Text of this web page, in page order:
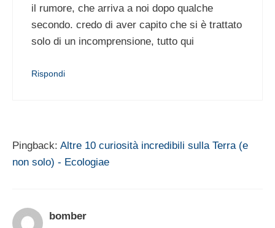
il rumore, che arriva a noi dopo qualche
secondo. credo di aver capito che si è trattato
solo di un incomprensione, tutto qui
Rispondi
Pingback: Altre 10 curiosità incredibili sulla Terra (e
non solo) - Ecologiae
bomber